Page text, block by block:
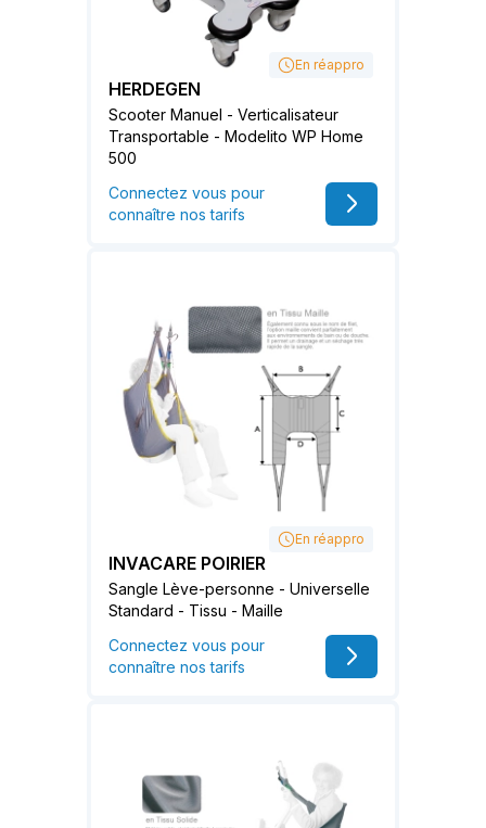
En réappro
HERDEGEN
Scooter Manuel - Verticalisateur
Transportable - Modelito WP Home
500
Connectez vous pour
connaître nos tarifs
En réappro
INVACARE POIRIER
Sangle Lève-personne - Universelle
Standard - Tissu - Maille
Connectez vous pour
connaître nos tarifs